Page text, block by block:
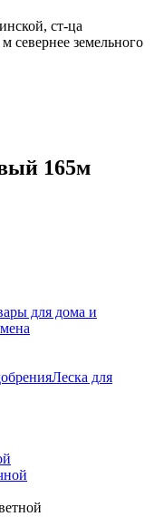
ст-ца
севернее земельного
165м
для дома и
Леска для